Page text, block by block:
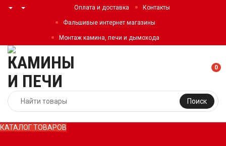
Оплата и доставка Контакты
Фальшивые интернет магазины
Монтаж камина, печи и дымохода
Поиск
0
КАТАЛОГ ТОВАРОВ